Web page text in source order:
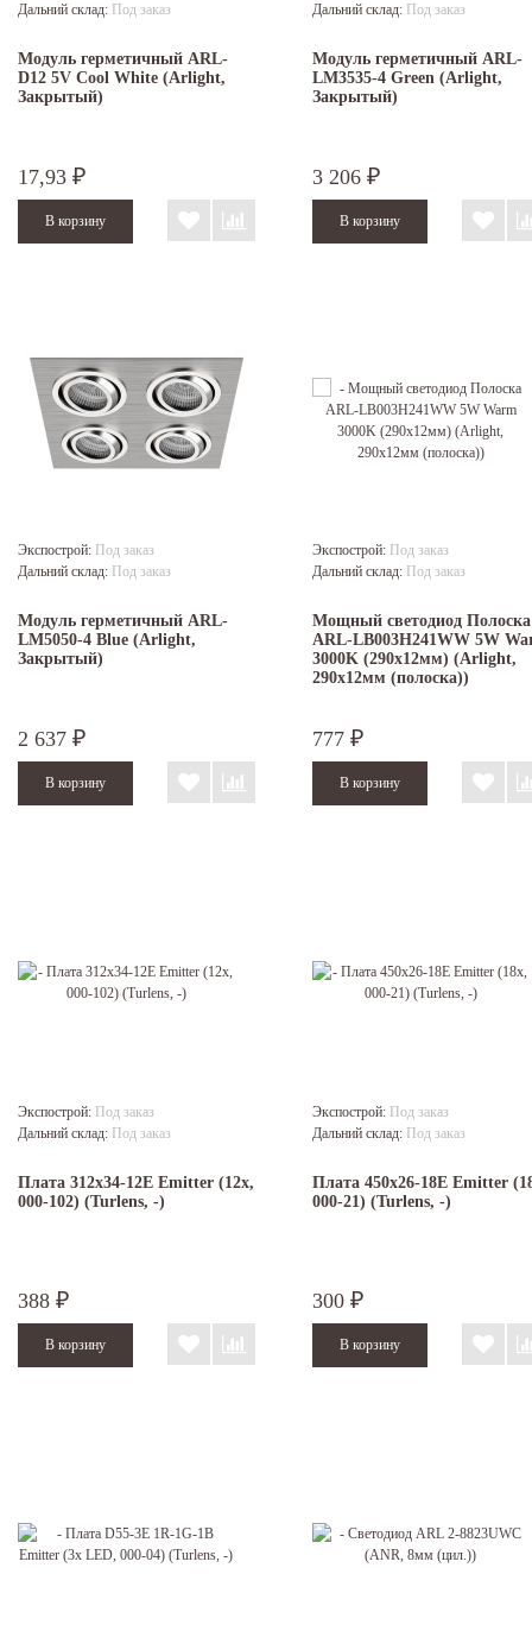
Дальний склад: Под заказ
Модуль герметичный ARL-
D12 5V Cool White (Arlight,
Закрытый)
17,93 ₽
Дальний склад: Под заказ
Модуль герметичный ARL-
LM3535-4 Green (Arlight,
Закрытый)
3 206 ₽
Экспострой: Под заказ
Дальний склад: Под заказ
Модуль герметичный ARL-
LM5050-4 Blue (Arlight,
Закрытый)
2 637 ₽
Экспострой: Под заказ
Дальний склад: Под заказ
Мощный светодиод Полоска
ARL-LB003H241WW 5W
3000K (290x12мм) (Arlight,
290х12мм (полоска))
777 ₽
Экспострой: Под заказ
Дальний склад: Под заказ
Плата 312x34-12E Emitter (12x,
000-102) (Turlens, -)
388 ₽
Экспострой: Под заказ
Дальний склад: Под заказ
Плата 450x26-18E Emitter
000-21) (Turlens, -)
300 ₽